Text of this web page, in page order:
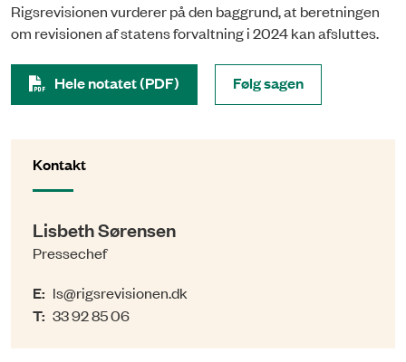
Rigsrevisionen vurderer på den baggrund, at beretningen
om revisionen af statens forvaltning i 2024 kan afsluttes.
Hele notatet (PDF) Følg sagen
Kontakt
Lisbeth Sørensen
Pressechef
E: ls@rigsrevisionen.dk
T: 33 92 85 06